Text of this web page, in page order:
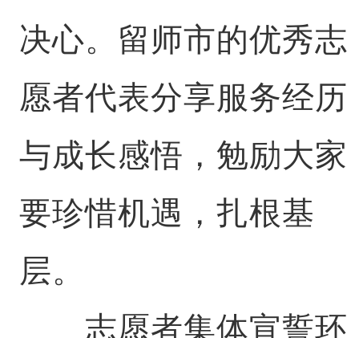
决心。留师市的优秀志
愿者代表分享服务经历
与成长感悟，勉励大家
要珍惜机遇，扎根基
层。
志愿者集体宣誓环